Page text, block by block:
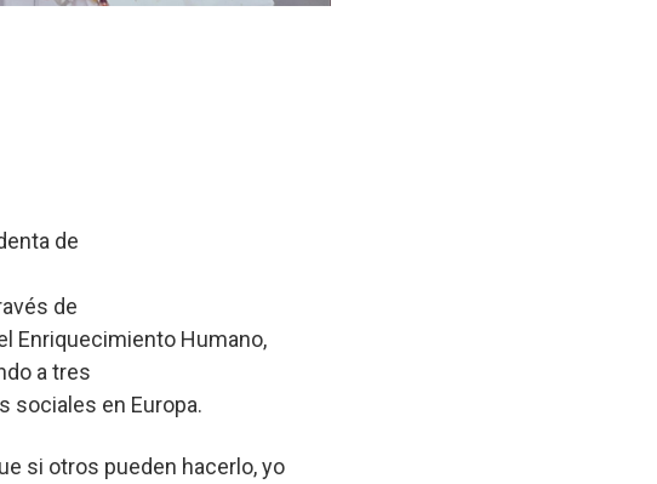
de
de
Enriquecimiento Humano,
a tres
sociales en Europa.
si otros pueden hacerlo, yo